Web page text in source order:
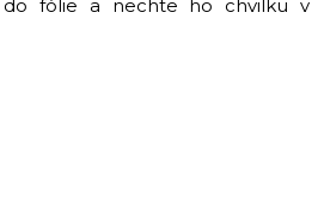
fólie a nechte ho chvilku v